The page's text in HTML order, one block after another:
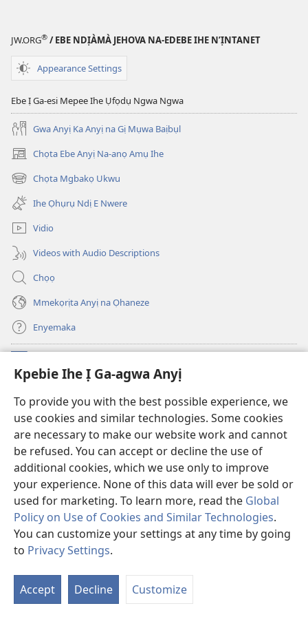
Kpebie Ihe Ị Ga-agwa Anyị
To provide you with the best possible experience, we
use cookies and similar technologies. Some cookies
are necessary to make our website work and cannot
be refused. You can accept or decline the use of
additional cookies, which we use only to improve
your experience. None of this data will ever be sold or
used for marketing. To learn more, read the Global
Policy on Use of Cookies and Similar Technologies.
You can customize your settings at any time by going
to Privacy Settings.
Accept Decline Customize
JW.ORG® / EBE NDỊÀMÀ JEHOVA NA-EDEBE IHE N’ỊNTANET
Appearance Settings
Ebe Ị Ga-esi Mepee Ihe Ụfọdụ Ngwa Ngwa
Gwa Anyị Ka Anyị na Gị Mụwa Baịbụl
Chọta Ebe Anyị Na-anọ Amụ Ihe
(ga-
emepere
gị
ebe
ọzọ
ị
anọ
gụọ
ya)
Chọta Mgbakọ Ukwu
(ga-
emepere
gị
ebe
ọzọ
ị
ga-
anọ
ya)
Ihe Ọhụrụ Ndị E Nwere
Vidio
Videos with Audio Descriptions
Chọọ
Mmekọrịta Anyị na Ọhaneze
Enyemaka
(ga-
emepere
ebe
ọzọ
ga-
anọ
gụọ
ya)
Ọ́bá Akwụkwọ Anyị NKE DỊ N’ỊNTANET™
(ga-
emepere
gị
ebe
ọzọ
ga-
anọ
gụọ
ya)
JW Hub
(ga-
emepere
gị
ọzọ
ga-
anọ
gụọ
ya)
Ọ́bá Akwụkwọ Watchtower
Copyright© 2026 Watch Tower Bible and Tract Society of Pennsylvania.
IHE NDỊ Ị GA-EME NA IHE NDỊ Ị NA-AGAGHỊ EME
GWARA ANYỊ MEE